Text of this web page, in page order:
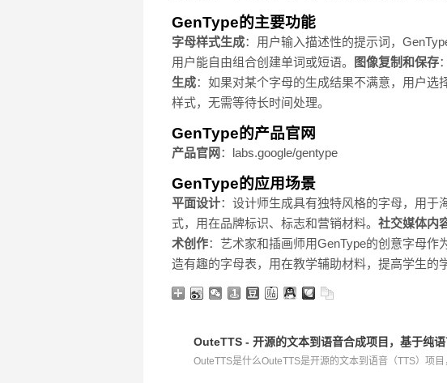
GenType的主要功能
字母样式生成：用户输入描述性的提示词，
用户能自由组合创建单词或短语。
图像复制和保存
生成：如果对某个字母的生成结果不满意，用户选
样式，无需等待长时间处理。
GenType的产品官网
产品官网 ：labs.google/gentype
GenType的应用场景
平面设计：设计师生成具有独特风格的字母，用于
式，用在品牌标识、标志和营销材料。 社交媒体内
术创作：艺术家和插画师用GenType的创意字母作
造有趣的字母表，用在教学辅助材料，提高学生的
OuteTTS - 开源的文本到语音合成项目，基于纯语
OuteTTS是什么OuteTTS是开源的文本到语音（TTS）项目